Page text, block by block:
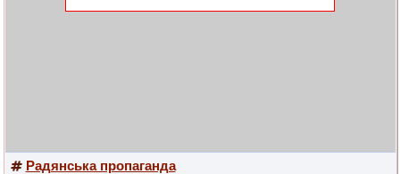
Радянська пропаганда